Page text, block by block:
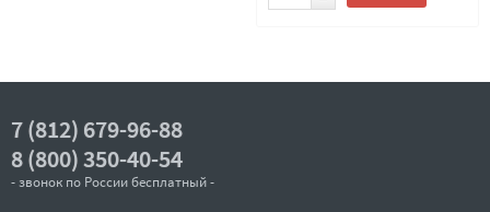
7 (812) 679-96-88
8 (800) 350-40-54
- звонок по России бесплатный -